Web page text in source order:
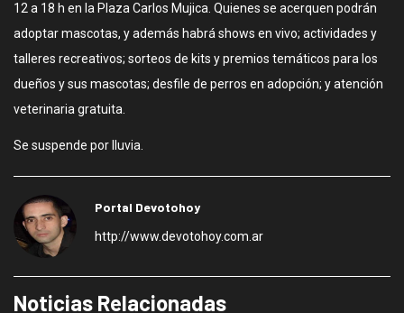
12 a 18 h en la Plaza Carlos Mujica. Quienes se acerquen podrán
adoptar mascotas, y además habrá shows en vivo; actividades y
talleres recreativos; sorteos de kits y premios temáticos para los
dueños y sus mascotas; desfile de perros en adopción; y atención
veterinaria gratuita.
Se suspende por lluvia.
Portal Devotohoy
http://www.devotohoy.com.ar
Noticias Relacionadas